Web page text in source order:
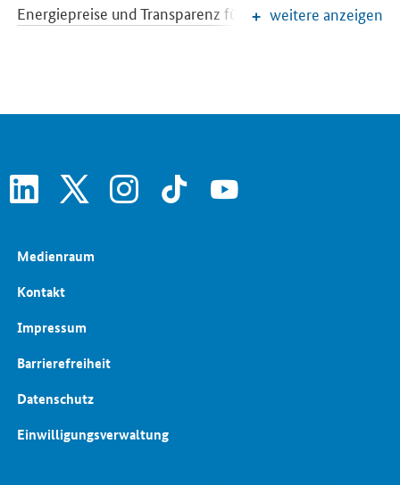
Energiepreise und Transparenz für Verbraucher
Strommarkt der Zukunft Energiespeicher
weitere anzeigen
linkedin instagram tiktok youtube
Medienraum
Kontakt
Impressum
Barrierefreiheit
Datenschutz
Einwilligungsverwaltung